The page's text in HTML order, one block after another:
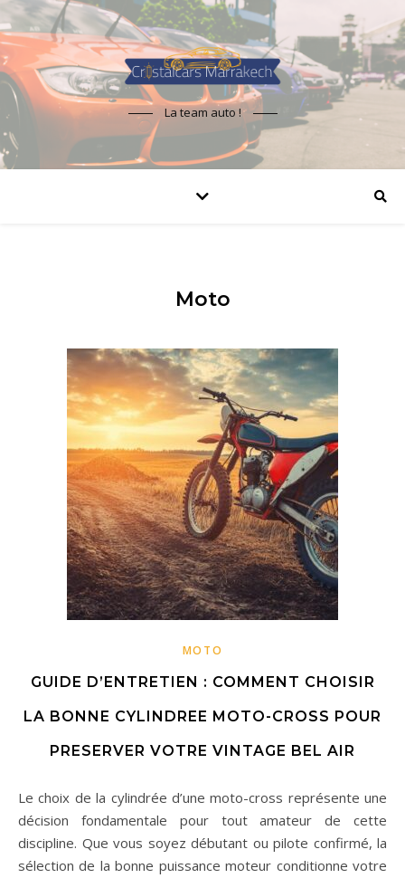
La team auto !
Moto
MOTO
GUIDE D’ENTRETIEN : COMMENT CHOISIR
LA BONNE CYLINDREE MOTO-CROSS POUR
PRESERVER VOTRE VINTAGE BEL AIR
Le choix de la cylindrée d’une moto-cross représente une
décision fondamentale pour tout amateur de cette
discipline. Que vous soyez débutant ou pilote confirmé, la
sélection de la bonne puissance moteur conditionne votre